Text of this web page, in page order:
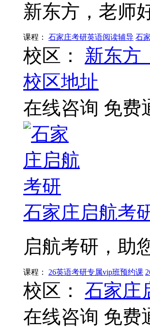
新东方，老师
课程： 石家庄考研英语阅读辅导 石
校区：
新东方
校区地址
在线咨询 免费
石家庄启航考
启航考研，助
课程： 26英语考研专属vip班预约课
校区：
石家庄
在线咨询 免费